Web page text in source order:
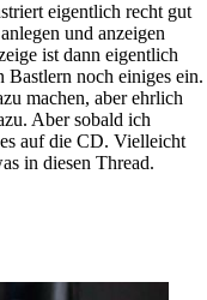
eigentlich recht gut
und anzeigen
ist dann eigentlich
Bastlern noch einiges ein.
machen, aber ehrlich
Aber sobald ich
auf die CD. Vielleicht
in diesen Thread.